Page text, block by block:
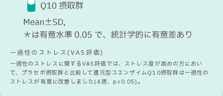
一過性のストレス(VAS評価)
一過性のストレスに関するVAS評価では、ストレス度が高めの方におい
て、プラセボ摂取群と比較して還元型コエンザイムQ10摂取群は一過性の
ストレスが有意に改善しました(4週、p<0.05)。